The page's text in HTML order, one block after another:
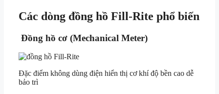
Các dòng đồng hồ Fill-Rite phổ biến
Đồng hồ cơ (Mechanical Meter)
Đặc điểm không dùng điện hiển thị cơ khí độ bền cao dễ
bảo trì